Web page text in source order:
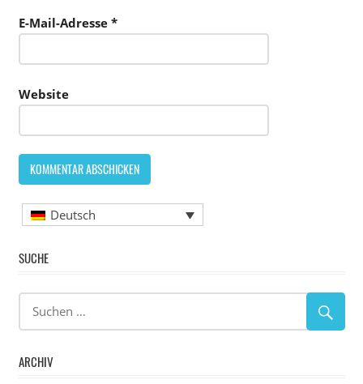
E-Mail-Adresse *
Website
Deutsch
SUCHE
ARCHIV